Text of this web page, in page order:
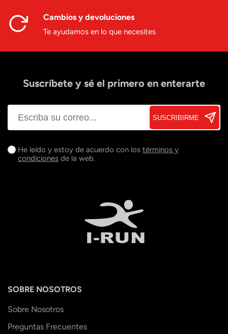
Cambios y devoluciones
Te ayudamos en lo que necesites
Suscríbete y sé el primero en enterarte
SUSCRIBIRME
He leído y estoy de acuerdo con los términos y
condiciones de la web.
SOBRE NOSOTROS
Sobre Nosotros
Preguntas Frecuentes